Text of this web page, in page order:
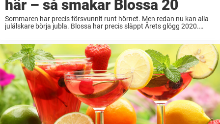
här – så smakar Blossa 20
Sommaren har precis försvunnit runt hörnet. Men redan nu kan alla
julälskare börja jubla. Blossa har precis släppt Årets glögg 2020.